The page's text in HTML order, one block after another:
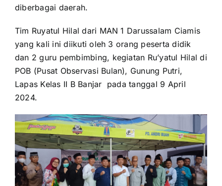
diberbagai daerah.
Tim Ruyatul Hilal dari MAN 1 Darussalam Ciamis
yang kali ini diikuti oleh 3 orang peserta didik
dan 2 guru pembimbing, kegiatan Ru’yatul Hilal di
POB (Pusat Observasi Bulan), Gunung Putri,
Lapas Kelas II B Banjar pada tanggal 9 April
2024.